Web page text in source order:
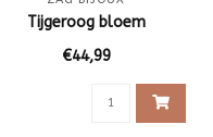
Tijgeroog bloem
€44,99